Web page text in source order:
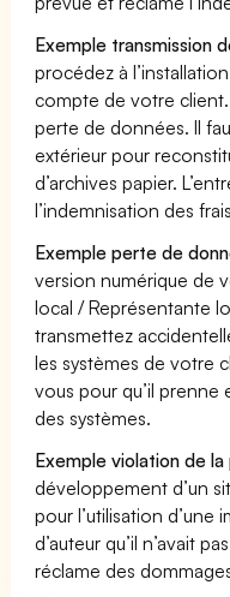
Exemple transmission
procédez à
compte de votre
perte de données. Il
extérieur pour
d’archives papier.
l’indemnisation des
Exemple perte de
version numérique de
local / Représentante
transmettez
les systèmes de votre
vous pour qu’il prenne
des systèmes.
Exemple violation de
développement d’un
pour l’utilisation d’une
d’auteur qu’il n’avait
réclame des